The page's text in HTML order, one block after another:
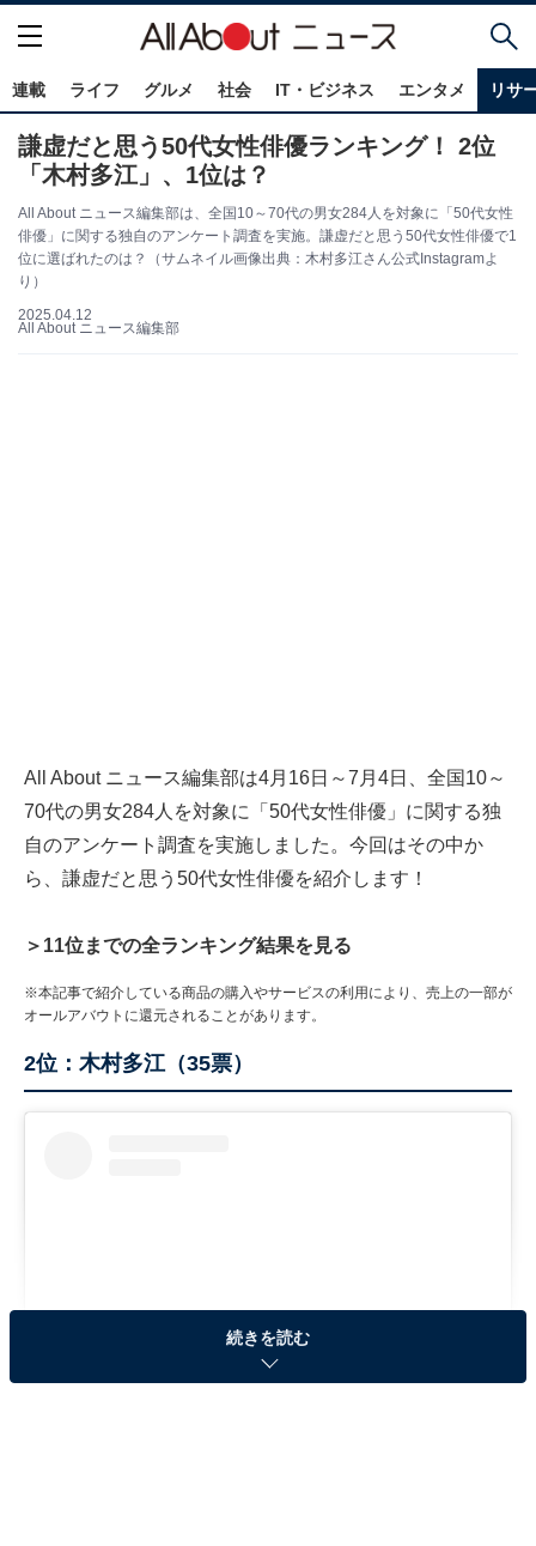
連載 ライフ グルメ 社会 IT・ビジネス エンタメ リサ
謙虚だと思う50代女性俳優ランキング！ 2位
「木村多江」、1位は？
All About ニュース編集部は、全国10～70代の男女284人を対象に「50代女性
俳優」に関する独自のアンケート調査を実施。謙虚だと思う50代女性俳優で1
位に選ばれたのは？（サムネイル画像出典：木村多江さん公式Instagramよ
り）
2025.04.12
All About ニュース編集部
All About ニュース編集部は4月16日～7月4日、全国10～
70代の男女284人を対象に「50代女性俳優」に関する独
自のアンケート調査を実施しました。今回はその中か
ら、謙虚だと思う50代女性俳優を紹介します！
＞11位までの全ランキング結果を見る
※本記事で紹介している商品の購入やサービスの利用により、売上の一部が
オールアバウトに還元されることがあります。
2位：木村多江（35票）
続きを読む